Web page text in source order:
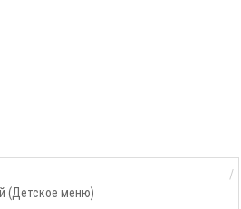
(Детское меню)